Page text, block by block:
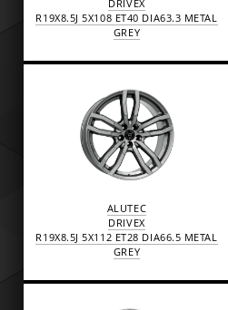
DRIVEX
R19X8.5J 5X108 ET40 DIA63.3 METAL
GREY
ALUTEC
DRIVEX
R19X8.5J 5X112 ET28 DIA66.5 METAL
GREY